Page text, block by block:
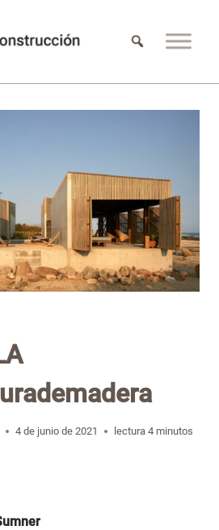
4 de junio de 2021 lectura 4 minutos